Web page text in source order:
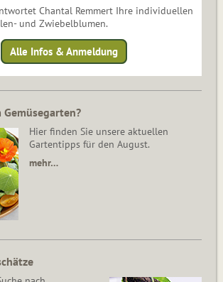
Chantal Remmert Ihre individuellen
und Zwiebelblumen.
Alle Infos & Anmeldung
Hier finden Sie unsere aktuellen
Gartentipps für den August.
mehr…